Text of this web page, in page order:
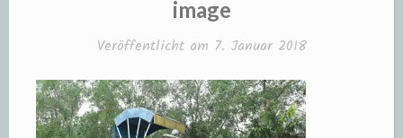
image
Veröffentlicht am 7. Januar 2018